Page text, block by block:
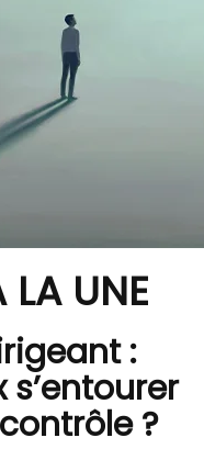
LA UNE
:
?